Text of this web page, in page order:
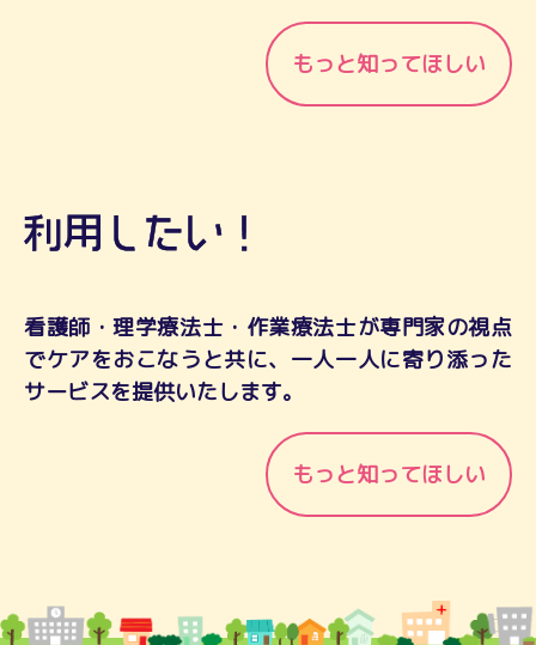
もっと知ってほしい
看護師・理学療法士・作業療法士が専門家の視点
でケアをおこなうと共に、一人一人に寄り添った
サービスを提供いたします。
もっと知ってほしい